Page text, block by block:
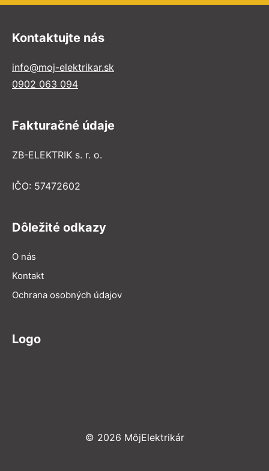
Kontaktujte nás
info@moj-elektrikar.sk
0902 063 094
Fakturačné údaje
ZB-ELEKTRIK s. r. o.
IČO: 57472602
Dôležité odkazy
O nás
Kontakt
Ochrana osobných údajov
Logo
© 2026 MôjElektrikár